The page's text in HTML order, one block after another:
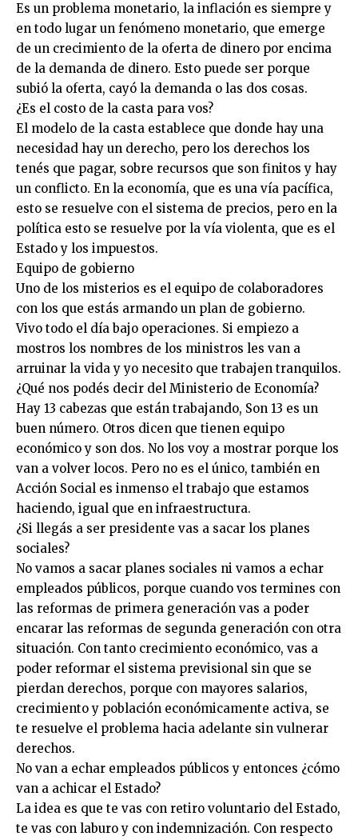
Es un problema monetario, la inflación es siempre y
en todo lugar un fenómeno monetario, que emerge
de un crecimiento de la oferta de dinero por encima
de la demanda de dinero. Esto puede ser porque
subió la oferta, cayó la demanda o las dos cosas.
¿Es el costo de la casta para vos?
El modelo de la casta establece que donde hay una
necesidad hay un derecho, pero los derechos los
tenés que pagar, sobre recursos que son finitos y hay
un conflicto. En la economía, que es una vía pacífica,
esto se resuelve con el sistema de precios, pero en la
política esto se resuelve por la vía violenta, que es el
Estado y los impuestos.
Equipo de gobierno
Uno de los misterios es el equipo de colaboradores
con los que estás armando un plan de gobierno.
Vivo todo el día bajo operaciones. Si empiezo a
mostros los nombres de los ministros les van a
arruinar la vida y yo necesito que trabajen tranquilos.
¿Qué nos podés decir del Ministerio de Economía?
Hay 13 cabezas que están trabajando, Son 13 es un
buen número. Otros dicen que tienen equipo
económico y son dos. No los voy a mostrar porque los
van a volver locos. Pero no es el único, también en
Acción Social es inmenso el trabajo que estamos
haciendo, igual que en infraestructura.
¿Si llegás a ser presidente vas a sacar los planes
sociales?
No vamos a sacar planes sociales ni vamos a echar
empleados públicos, porque cuando vos termines con
las reformas de primera generación vas a poder
encarar las reformas de segunda generación con otra
situación. Con tanto crecimiento económico, vas a
poder reformar el sistema previsional sin que se
pierdan derechos, porque con mayores salarios,
crecimiento y población económicamente activa, se
te resuelve el problema hacia adelante sin vulnerar
derechos.
No van a echar empleados públicos y entonces ¿cómo
van a achicar el Estado?
La idea es que te vas con retiro voluntario del Estado,
te vas con laburo y con indemnización. Con respecto